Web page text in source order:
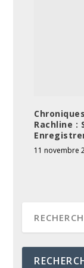
Rachline :
11 novembre